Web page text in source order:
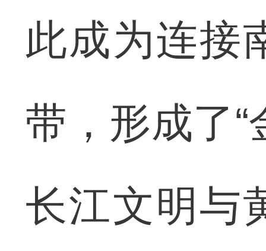
此成为连接
带，形成了
长江文明与